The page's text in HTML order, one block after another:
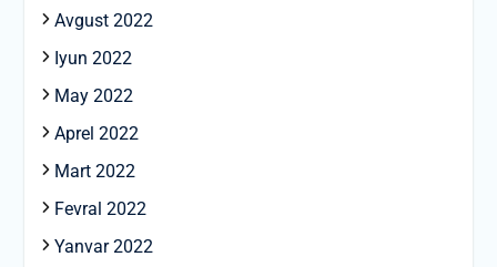
Avgust 2022
Iyun 2022
May 2022
Aprel 2022
Mart 2022
Fevral 2022
Yanvar 2022